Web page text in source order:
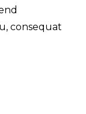
consequat